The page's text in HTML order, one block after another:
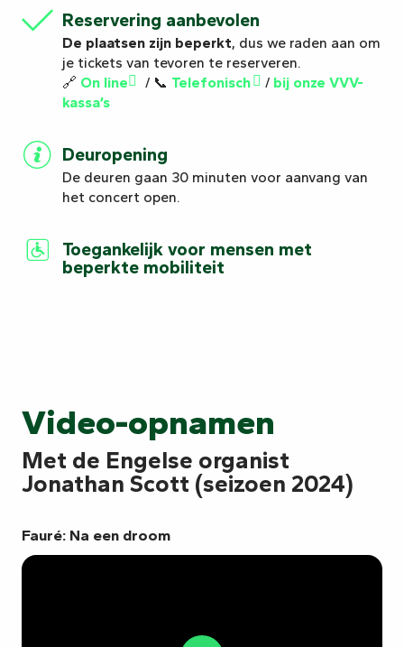
Reservering aanbevolen
De plaatsen zijn beperkt, dus we raden aan om
je tickets van tevoren te reserveren.
🔗 On line / 📞 Telefonisch / bij onze VVV-
kassa’s
Deuropening
De deuren gaan 30 minuten voor aanvang van
het concert open.
Toegankelijk voor mensen met
beperkte mobiliteit
Video-opnamen
Met de Engelse organist
Jonathan Scott (seizoen 2024)
Fauré: Na een droom